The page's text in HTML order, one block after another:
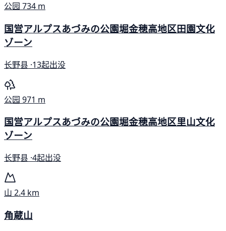
公园 734 m
国営アルプスあづみの公園堀金穂高地区田園文化
ゾーン
长野县 ·13起出没
公园 971 m
国営アルプスあづみの公園堀金穂高地区里山文化
ゾーン
长野县 ·4起出没
山 2.4 km
角蔵山